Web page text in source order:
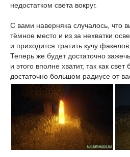
недостатком света вокруг.
С вами наверняка случалось, что
тёмное место и из за нехватки
и приходится тратить кучу
Теперь же будет достаточно
и этого вполне хватит, так как свет
достаточно большом радиусе от